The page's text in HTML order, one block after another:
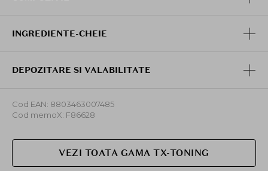
INGREDIENTE-CHEIE
DEPOZITARE SI VALABILITATE
Cod EAN: 8803463007485
Cod memoX: F86628
VEZI TOATA GAMA TX-TONING